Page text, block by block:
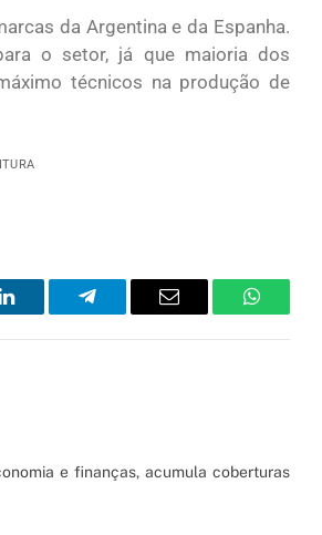
da Argentina e da Espanha.
o setor, já que maioria dos
técnicos na produção de
LinkedIn Telegram Email
e finanças, acumula coberturas